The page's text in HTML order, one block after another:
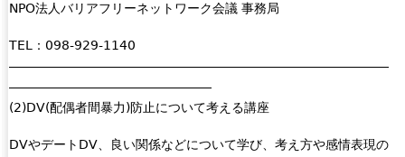
NPO法人バリアフリーネットワーク会議 事務局
TEL：098-929-1140
――――――――――――――――――――――――――――――
――――――――――――――――
(2)DV(配偶者間暴力)防止について考える講座
DVやデートDV、良い関係などについて学び、考え方や感情表現の